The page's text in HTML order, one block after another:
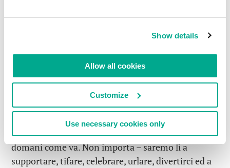
Show details
Allow all cookies
Customize
Use necessary cookies only
Dopo tanto divertimento con i ragazzi della
Ferrari, battiamo la ritirata prepararandoci al caos
dei trasporti di domani: sono previsti circa
200.000 spettatori e le strade non sembrano
abbastanza grandi per contenere il traffico – e lo
stesso succederà ai parcheggi. Beh, vedremo
domani come va. Non importa – saremo lì a
supportare, tifare, celebrare, urlare, divertirci ed a